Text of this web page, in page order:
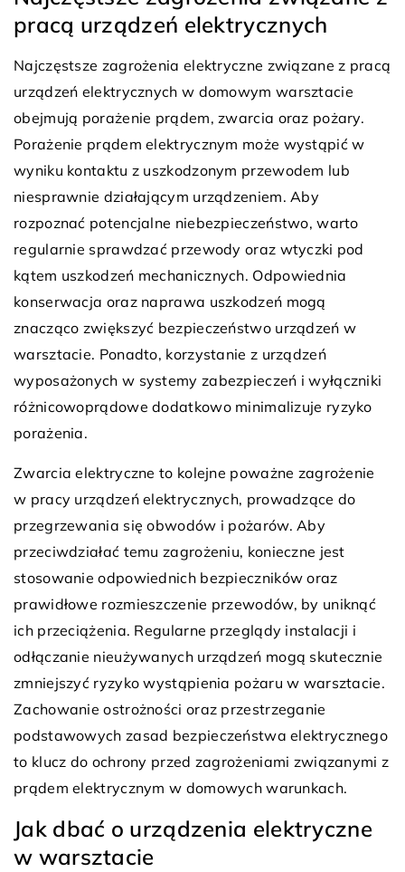
pracą urządzeń elektrycznych
Najczęstsze zagrożenia elektryczne związane z pracą
urządzeń elektrycznych w domowym warsztacie
obejmują porażenie prądem, zwarcia oraz pożary.
Porażenie prądem elektrycznym może wystąpić w
wyniku kontaktu z uszkodzonym przewodem lub
niesprawnie działającym urządzeniem. Aby
rozpoznać potencjalne niebezpieczeństwo, warto
regularnie sprawdzać przewody oraz wtyczki pod
kątem uszkodzeń mechanicznych. Odpowiednia
konserwacja oraz naprawa uszkodzeń mogą
znacząco zwiększyć bezpieczeństwo urządzeń w
warsztacie. Ponadto, korzystanie z urządzeń
wyposażonych w systemy zabezpieczeń i wyłączniki
różnicowoprądowe dodatkowo minimalizuje ryzyko
porażenia.
Zwarcia elektryczne to kolejne poważne zagrożenie
w pracy urządzeń elektrycznych, prowadzące do
przegrzewania się obwodów i pożarów. Aby
przeciwdziałać temu zagrożeniu, konieczne jest
stosowanie odpowiednich bezpieczników oraz
prawidłowe rozmieszczenie przewodów, by uniknąć
ich przeciążenia. Regularne przeglądy instalacji i
odłączanie nieużywanych urządzeń mogą skutecznie
zmniejszyć ryzyko wystąpienia pożaru w warsztacie.
Zachowanie ostrożności oraz przestrzeganie
podstawowych zasad bezpieczeństwa elektrycznego
to klucz do ochrony przed zagrożeniami związanymi z
prądem elektrycznym w domowych warunkach.
Jak dbać o urządzenia elektryczne
w warsztacie